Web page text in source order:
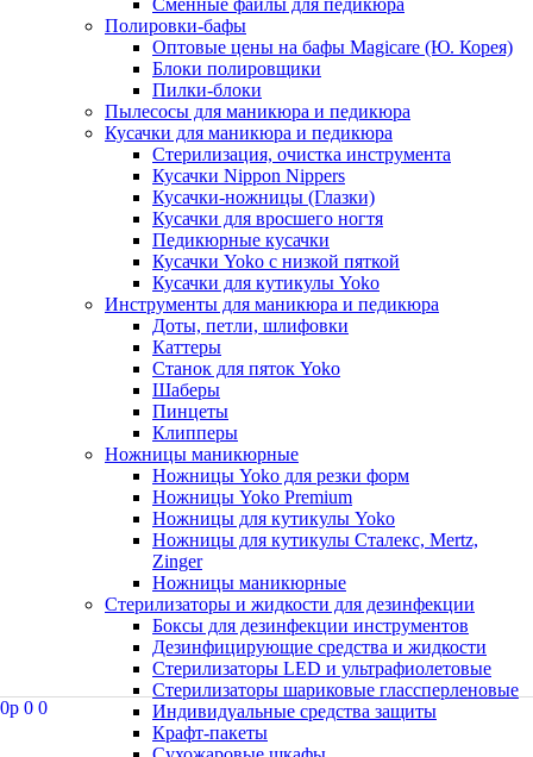
Сменные файлы для педикюра
Полировки-бафы
Оптовые цены на бафы Magicare (Ю. Корея)
Блоки полировщики
Пилки-блоки
Пылесосы для маникюра и педикюра
Кусачки для маникюра и педикюра
Стерилизация, очистка инструмента
Кусачки Nippon Nippers
Кусачки-ножницы (Глазки)
Кусачки для вросшего ногтя
Педикюрные кусачки
Кусачки Yoko с низкой пяткой
Кусачки для кутикулы Yoko
Инструменты для маникюра и педикюра
Доты, петли, шлифовки
Каттеры
Станок для пяток Yoko
Шаберы
Пинцеты
Клипперы
Ножницы маникюрные
Ножницы Yoko для резки форм
Ножницы Yoko Premium
Ножницы для кутикулы Yoko
Ножницы для кутикулы Сталекс, Mertz,
Zinger
Ножницы маникюрные
Стерилизаторы и жидкости для дезинфекции
Боксы для дезинфекции инструментов
Дезинфицирующие средства и жидкости
Стерилизаторы LED и ультрафиолетовые
Стерилизаторы шариковые глассперленовые
Индивидуальные средства защиты
Крафт-пакеты
0p 0 0